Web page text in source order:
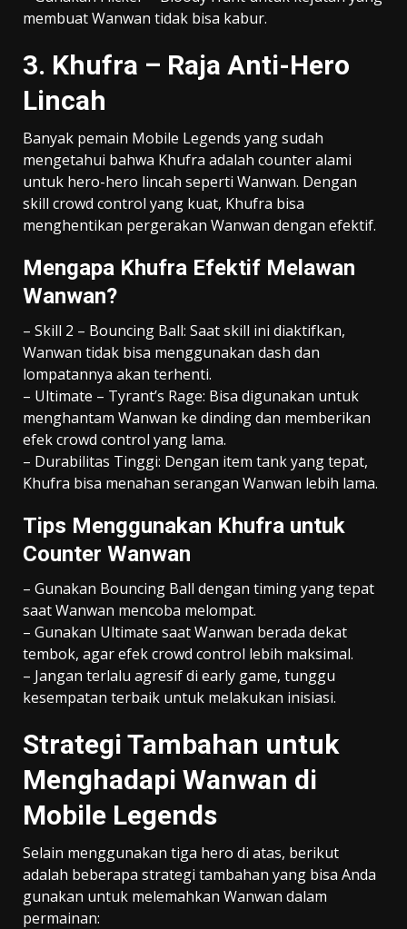
membuat Wanwan tidak bisa kabur.
3. Khufra – Raja Anti-Hero
Lincah
Banyak pemain Mobile Legends yang sudah
mengetahui bahwa Khufra adalah counter alami
untuk hero-hero lincah seperti Wanwan. Dengan
skill crowd control yang kuat, Khufra bisa
menghentikan pergerakan Wanwan dengan efektif.
Mengapa Khufra Efektif Melawan
Wanwan?
– Skill 2 – Bouncing Ball: Saat skill ini diaktifkan,
Wanwan tidak bisa menggunakan dash dan
lompatannya akan terhenti.
– Ultimate – Tyrant’s Rage: Bisa digunakan untuk
menghantam Wanwan ke dinding dan memberikan
efek crowd control yang lama.
– Durabilitas Tinggi: Dengan item tank yang tepat,
Khufra bisa menahan serangan Wanwan lebih lama.
Tips Menggunakan Khufra untuk
Counter Wanwan
– Gunakan Bouncing Ball dengan timing yang tepat
saat Wanwan mencoba melompat.
– Gunakan Ultimate saat Wanwan berada dekat
tembok, agar efek crowd control lebih maksimal.
– Jangan terlalu agresif di early game, tunggu
kesempatan terbaik untuk melakukan inisiasi.
Strategi Tambahan untuk
Menghadapi Wanwan di
Mobile Legends
Selain menggunakan tiga hero di atas, berikut
adalah beberapa strategi tambahan yang bisa Anda
gunakan untuk melemahkan Wanwan dalam
permainan: